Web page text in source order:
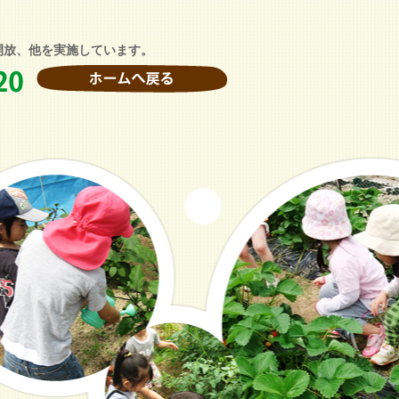
、他を実施しています。